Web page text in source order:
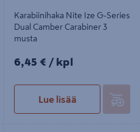
Karabiinihaka Nite Ize G-Series
Dual Camber Carabiner 3
musta
6,45€/kpl
6,45 € / kpl
Lue lisää